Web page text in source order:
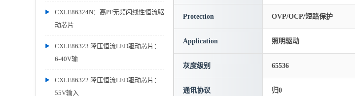
CXLE86324N：高PF无频闪线性恒流驱
动芯片
CXLE86323 降压恒流LED驱动芯片：
6-40V输
CXLE86322 降压恒流LED驱动芯片：
55V输入
Protection OVP/OCP/短路保护
Application 照明驱动
灰度级别 65536
通讯协议 归0